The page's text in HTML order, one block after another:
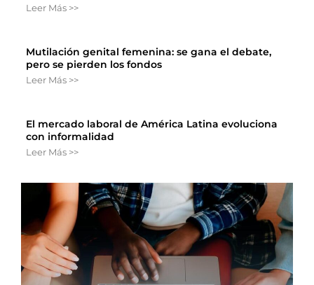
Leer Más >>
Mutilación genital femenina: se gana el debate,
pero se pierden los fondos
Leer Más >>
El mercado laboral de América Latina evoluciona
con informalidad
Leer Más >>